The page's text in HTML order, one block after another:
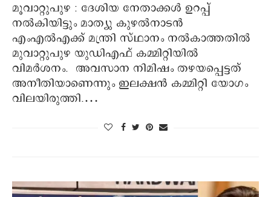
മൂവാറ്റുപുഴ : ദേശിയ നേതാക്കൾ ഉറപ്പ്
നൽകിയിട്ടും മാത്യു കുഴൽനാടൻ
എംഎൽഎക്ക് മന്ത്രി സ്ഥാനം നൽകാത്തതിൽ
മുവാറ്റുപുഴ യുഡിഎഫ് കമ്മിറ്റിയിൽ
വിമർശനം. അവസാന നിമിഷം തഴയപ്പെട്ടത്
അനീതിയാണെന്നും ഇലക്ഷൻ കമ്മിറ്റി യോഗം
വിലയിരുത്തി.…